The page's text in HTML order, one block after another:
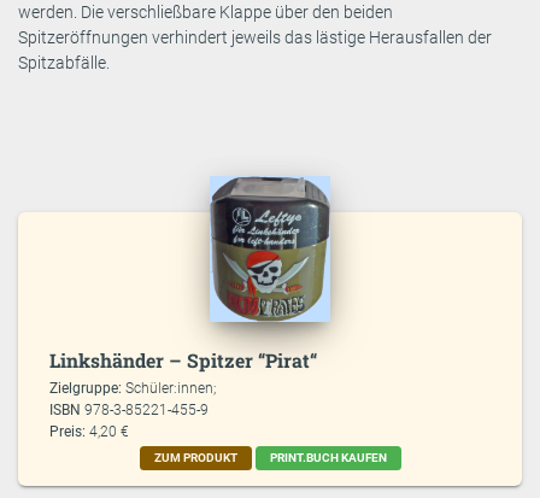
werden. Die verschließbare Klappe über den beiden
Spitzeröffnungen verhindert jeweils das lästige Herausfallen der
Spitzabfälle.
Linkshänder – Spitzer “Pirat“
Zielgruppe:Schüler:innen;
ISBN978-3-85221-455-9
Preis: 4,20 €
ZUM PRODUKT PRINT.BUCH KAUFEN